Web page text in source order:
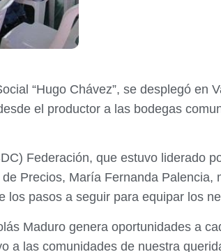
“Hugo Chávez”, se desplegó en
el productor a las bodegas
Federación, que estuvo liderado
Precios, María Fernanda Palencia,
los pasos a seguir para equipar los
Maduro genera oportunidades a
las comunidades de nuestra